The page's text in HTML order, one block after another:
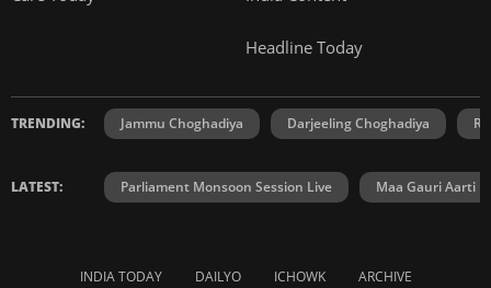
Headline Today
TRENDING: Jammu Choghadiya Darjeeling Choghadiya
LATEST: Parliament Monsoon Session Live Maa Gauri Aarti
INDIA TODAY DAILYO ICHOWK ARCHIVE